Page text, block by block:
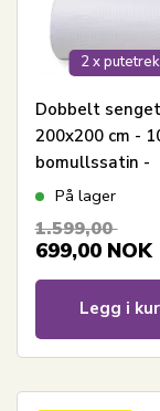
2 x
Dobbelt
200x200 cm -
bomullssatin -
Klassiske hvite
På lager
1.599,00
699,00 NOK
Legg i